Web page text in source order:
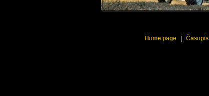
Home page Časopis